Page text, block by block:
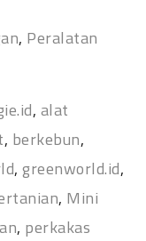
, Peralatan
, alat
, berkebun,
, greenworld.id,
, Mini
, perkakas